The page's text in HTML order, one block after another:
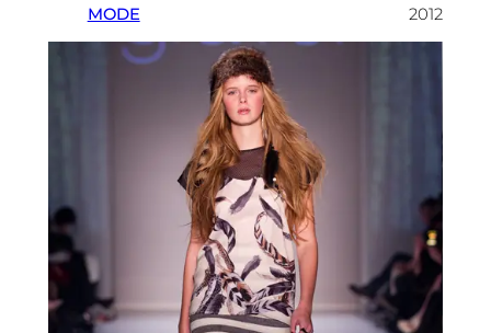
MODE 2012